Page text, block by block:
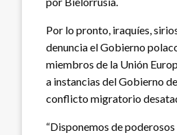
Por lo pronto, iraquíes,
denuncia el Gobierno
miembros de la Unión
a instancias del Gobierno
conflicto migratorio
“Disponemos de